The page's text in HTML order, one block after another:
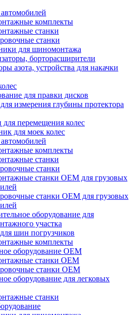
комплекты
станки
станки
для шиномонтажа
борторасширители
азота, устройства для накачки
для правки дисков
измерения глубины протектора
для перемещения колес
для моек колеc
комплекты
станки
станки
станки ОЕМ для грузовых
станки ОЕМ для грузовых
оборудование для
участка
шин погрузчиков
комплекты
оборудование ОЕМ
станки ОЕМ
станки ОЕМ
оборудование для легковых
станки